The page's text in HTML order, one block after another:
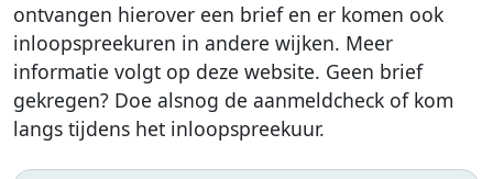
ontvangen hierover een brief en er komen ook
inloopspreekuren in andere wijken. Meer
informatie volgt op deze website. Geen brief
gekregen? Doe alsnog de aanmeldcheck of kom
langs tijdens het inloopspreekuur.